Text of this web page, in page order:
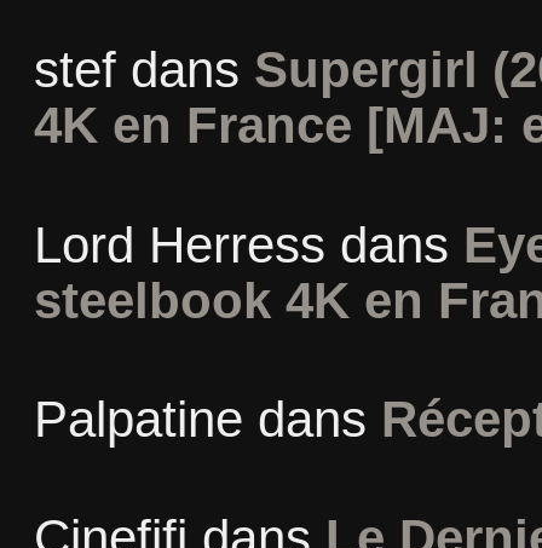
stefdans Supergirl
4K en France [MAJ:
Lord Herress dans
steelbook 4K en
Palpatine dans